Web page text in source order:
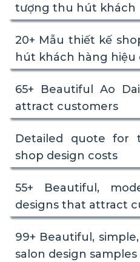
tượng thu hút khách
20+ Mẫu thiết kế
hút khách hàng hiệu
65+ Beautiful Ao
attract customers
Detailed quote for
shop design costs
55+ Beautiful,
designs that attract
99+ Beautiful,
salon design samples